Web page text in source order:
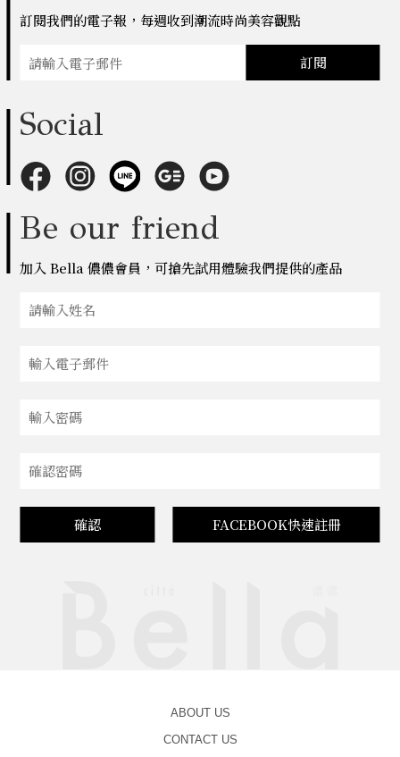
訂閱我們的電子報，每週收到潮流時尚美容觀點
訂閱
Social
Be our friend
加入 Bella 儂儂會員，可搶先試用體驗我們提供的產品
確認 FACEBOOK快速註冊
ABOUT US
CONTACT US